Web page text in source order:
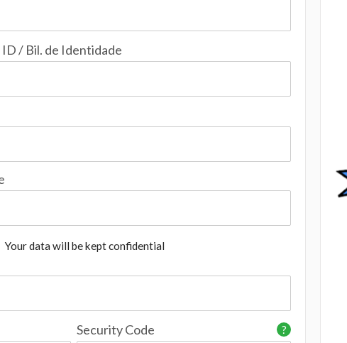
/ Bil. de Identidade
Your data will be kept confidential
?
Security Code